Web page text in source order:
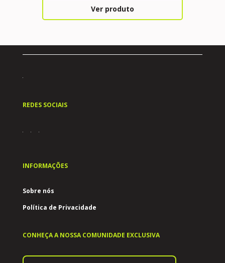
Ver produto
INFORMAÇÕES
Política de Privacidade